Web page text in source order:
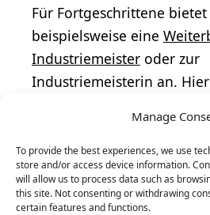
Manage
To provide the best experiences, we use
store and/or access device information.
will allow us to process data such as
this site. Not consenting or withdrawing
certain features and functions.
Für Fortgeschrittene bietet
beispielsweise eine
Industriemeister oder zur
Industriemeisterin an.
Produktionsplanung und -
Mitarbeiterführung und
anschließend auch in
Unternehmen tätig